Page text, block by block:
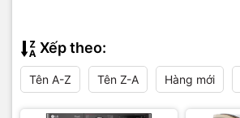
Xếp theo:
Tên A-Z Tên Z-A Hàng mới